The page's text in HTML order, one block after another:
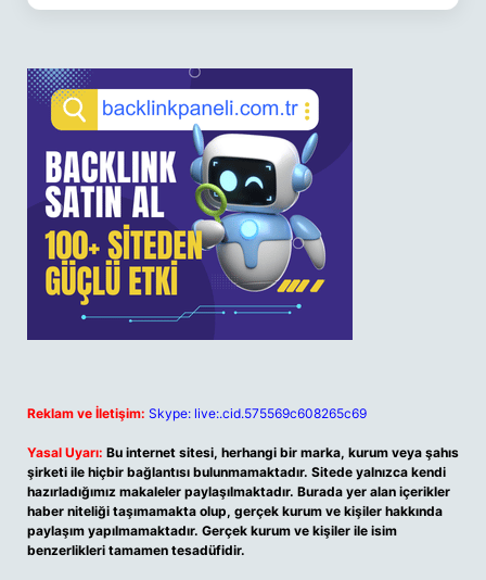
Reklam ve İletişim: Skype: live:.cid.575569c608265c69
Yasal Uyarı: Bu internet sitesi, herhangi bir marka, kurum veya şahıs
şirketi ile hiçbir bağlantısı bulunmamaktadır. Sitede yalnızca kendi
hazırladığımız makaleler paylaşılmaktadır. Burada yer alan içerikler
haber niteliği taşımamakta olup, gerçek kurum ve kişiler hakkında
paylaşım yapılmamaktadır. Gerçek kurum ve kişiler ile isim
benzerlikleri tamamen tesadüfidir.